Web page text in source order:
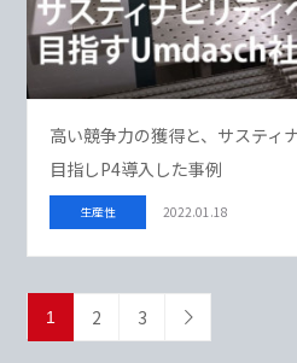
高い競争力の獲得と、サスティ
目指しP4導入した事例
生産性 2022.01.18
1 2 3